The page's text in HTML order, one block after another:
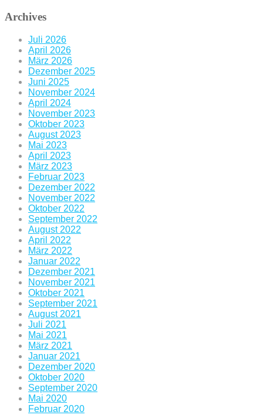
Archives
Juli 2026
April 2026
März 2026
Dezember 2025
Juni 2025
November 2024
April 2024
November 2023
Oktober 2023
August 2023
Mai 2023
April 2023
März 2023
Februar 2023
Dezember 2022
November 2022
Oktober 2022
September 2022
August 2022
April 2022
März 2022
Januar 2022
Dezember 2021
November 2021
Oktober 2021
September 2021
August 2021
Juli 2021
Mai 2021
März 2021
Januar 2021
Dezember 2020
Oktober 2020
September 2020
Mai 2020
Februar 2020